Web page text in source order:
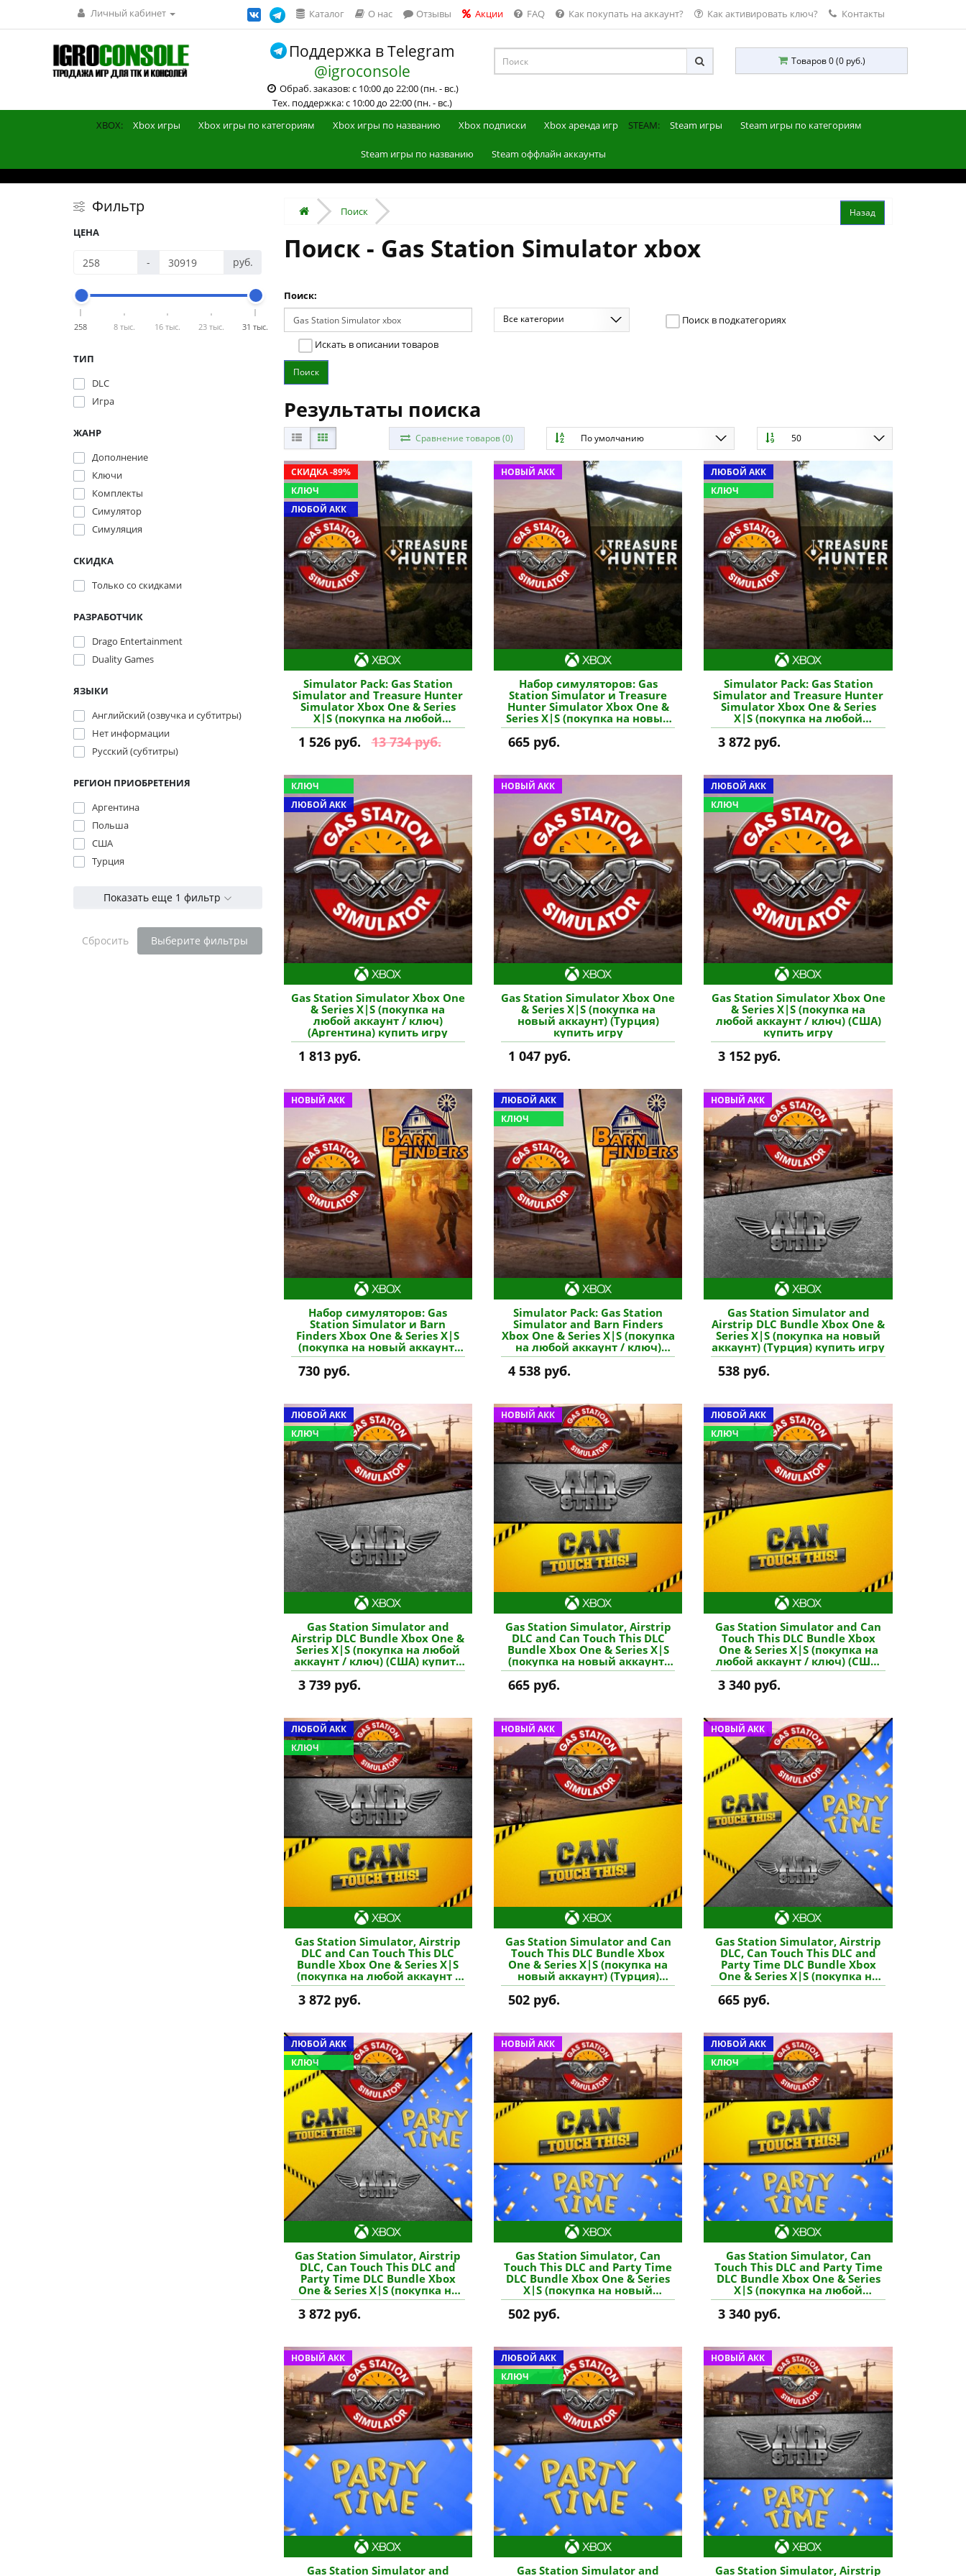
Личный кабинет Каталог О нас Отзывы Акции FAQ Как покупать на аккаунт? Как активировать ключ? Контакты
Поддержка в Telegram
@igroconsole
Обраб. заказов: с 10:00 до 22:00 (пн. - вс.)
Тех. поддержка: с 10:00 до 22:00 (пн. - вс.)
Товаров 0 (0 руб.)
XBOX: Xbox игры Xbox игры по категориям Xbox игры по названию Xbox подписки Xbox аренда игр STEAM: Steam игры Steam игры по категориям
Steam игры по названию Steam оффлайн аккаунты
Фильтр
ЦЕНА
- руб.
258 8 тыс. 16 тыс. 23 тыс. 31 тыс.
ТИП
DLC
Игра
ЖАНР
Дополнение
Ключи
Комплекты
Симулятор
Симуляция
СКИДКА
Только со cкидками
РАЗРАБОТЧИК
Drago Entertainment
Duality Games
ЯЗЫКИ
Английский (озвучка и субтитры)
Нет информации
Русский (субтитры)
РЕГИОН ПРИОБРЕТЕНИЯ
Аргентина
Польша
США
Турция
Показать еще 1 фильтр
Сбросить Выберите фильтры
Поиск
Поиск - Gas Station Simulator xbox
Поиск:
Все категории
Поиск в подкатегориях
Искать в описании товаров
Результаты поиска
Сравнение товаров (0) По умолчанию 50
СКИДКА -89%
КЛЮЧ
ЛЮБОЙ АКК
Simulator Pack: Gas Station
Simulator and Treasure Hunter
Simulator Xbox One & Series
X|S (покупка на любой
аккаунт / ключ) (Аргентина)
купить игру
1 526 руб. 13 734 руб.
НОВЫЙ АКК
Набор симуляторов: Gas
Station Simulator и Treasure
Hunter Simulator Xbox One &
Series X|S (покупка на новый
аккаунт) (Турция) купить игру
665 руб.
ЛЮБОЙ АКК
КЛЮЧ
Simulator Pack: Gas Station
Simulator and Treasure Hunter
Simulator Xbox One & Series
X|S (покупка на любой
аккаунт / ключ) (США) купить
3 872 руб.
КЛЮЧ
ЛЮБОЙ АКК
Gas Station Simulator Xbox One
& Series X|S (покупка на
любой аккаунт / ключ)
(Аргентина) купить игру
1 813 руб.
НОВЫЙ АКК
Gas Station Simulator Xbox One
& Series X|S (покупка на
новый аккаунт) (Турция)
купить игру
1 047 руб.
ЛЮБОЙ АКК
КЛЮЧ
Gas Station Simulator Xbox One
& Series X|S (покупка на
любой аккаунт / ключ) (США)
купить игру
3 152 руб.
НОВЫЙ АКК
Набор симуляторов: Gas
Station Simulator и Barn
Finders Xbox One & Series X|S
(покупка на новый аккаунт)
(Турция) купить игру
730 руб.
ЛЮБОЙ АКК
КЛЮЧ
Simulator Pack: Gas Station
Simulator and Barn Finders
Xbox One & Series X|S (покупка
на любой аккаунт / ключ)
(США) купить игру
4 538 руб.
НОВЫЙ АКК
Gas Station Simulator and
Airstrip DLC Bundle Xbox One &
Series X|S (покупка на новый
аккаунт) (Турция) купить игру
538 руб.
ЛЮБОЙ АКК
КЛЮЧ
Gas Station Simulator and
Airstrip DLC Bundle Xbox One &
Series X|S (покупка на любой
аккаунт / ключ) (США) купить
игру
3 739 руб.
НОВЫЙ АКК
Gas Station Simulator, Airstrip
DLC and Can Touch This DLC
Bundle Xbox One & Series X|S
(покупка на новый аккаунт)
(Турция) купить игру
665 руб.
ЛЮБОЙ АКК
КЛЮЧ
Gas Station Simulator and Can
Touch This DLC Bundle Xbox
One & Series X|S (покупка на
любой аккаунт / ключ) (США)
купить игру
3 340 руб.
ЛЮБОЙ АКК
КЛЮЧ
Gas Station Simulator, Airstrip
DLC and Can Touch This DLC
Bundle Xbox One & Series X|S
(покупка на любой аккаунт /
ключ) (США) купить игру
3 872 руб.
НОВЫЙ АКК
Gas Station Simulator and Can
Touch This DLC Bundle Xbox
One & Series X|S (покупка на
новый аккаунт) (Турция)
купить игру
502 руб.
НОВЫЙ АКК
Gas Station Simulator, Airstrip
DLC, Can Touch This DLC and
Party Time DLC Bundle Xbox
One & Series X|S (покупка на
новый аккаунт) (Турция)
купить игру
665 руб.
ЛЮБОЙ АКК
КЛЮЧ
Gas Station Simulator, Airstrip
DLC, Can Touch This DLC and
Party Time DLC Bundle Xbox
One & Series X|S (покупка на
любой аккаунт / ключ) (США)
купить игру
3 872 руб.
НОВЫЙ АКК
Gas Station Simulator, Can
Touch This DLC and Party Time
DLC Bundle Xbox One & Series
X|S (покупка на новый
аккаунт) (Турция) купить игру
502 руб.
ЛЮБОЙ АКК
КЛЮЧ
Gas Station Simulator, Can
Touch This DLC and Party Time
DLC Bundle Xbox One & Series
X|S (покупка на любой
аккаунт / ключ) (США) купить
3 340 руб.
НОВЫЙ АКК
Gas Station Simulator and
ЛЮБОЙ АКК
КЛЮЧ
Gas Station Simulator and
НОВЫЙ АКК
Gas Station Simulator, Airstrip